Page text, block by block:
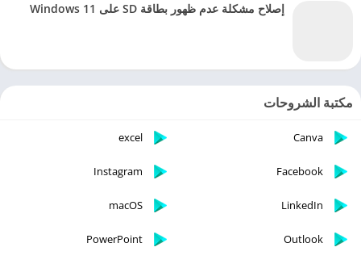
إصلاح مشكلة عدم ظهور بطاقة SD على Windows 11
مكتبة الشروحات
Canva
excel
Facebook
Instagram
LinkedIn
macOS
Outlook
PowerPoint